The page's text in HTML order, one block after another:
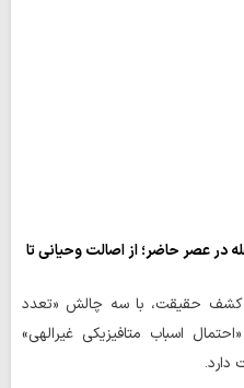
در عصر حاضر؛ از اصالت وحیانی تا
کشف حقیقت، با سه چالش «تعدد
اسباب متافیزیکی غیرالهی»
دارد.